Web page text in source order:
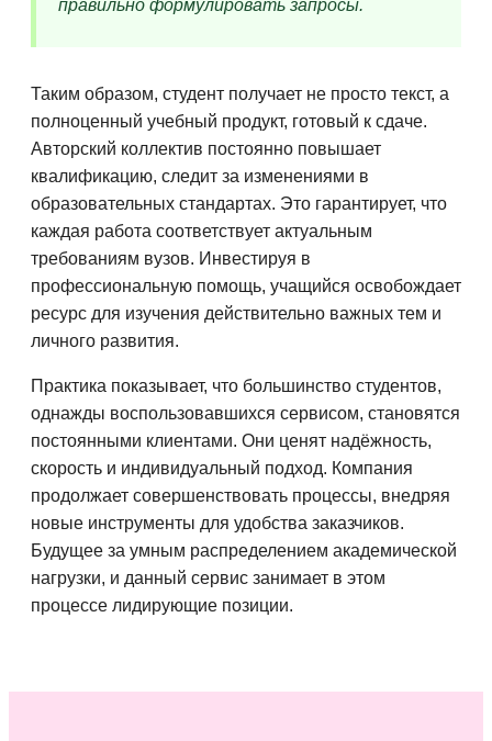
правильно формулировать запросы.
Таким образом, студент получает не просто текст, а
полноценный учебный продукт, готовый к сдаче.
Авторский коллектив постоянно повышает
квалификацию, следит за изменениями в
образовательных стандартах. Это гарантирует, что
каждая работа соответствует актуальным
требованиям вузов. Инвестируя в
профессиональную помощь, учащийся освобождает
ресурс для изучения действительно важных тем и
личного развития.
Практика показывает, что большинство студентов,
однажды воспользовавшихся сервисом, становятся
постоянными клиентами. Они ценят надёжность,
скорость и индивидуальный подход. Компания
продолжает совершенствовать процессы, внедряя
новые инструменты для удобства заказчиков.
Будущее за умным распределением академической
нагрузки, и данный сервис занимает в этом
процессе лидирующие позиции.